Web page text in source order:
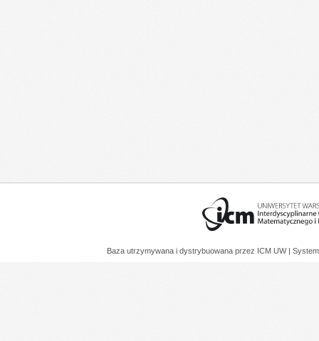
Baza utrzymywana i dystrybuowana przez ICM UW |